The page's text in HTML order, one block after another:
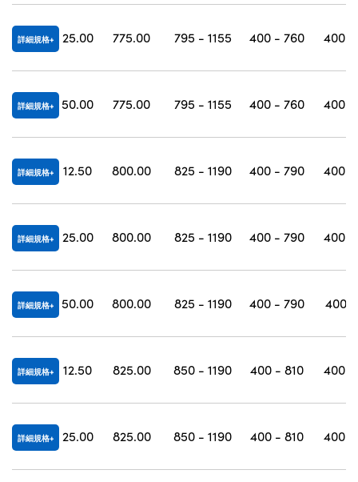
詳細規格 25.00 775.00 795 - 1155 400 - 760 400 -
詳細規格 50.00 775.00 795 - 1155 400 - 760 400 -
詳細規格 12.50 800.00 825 - 1190 400 - 790 400 -
詳細規格 25.00 800.00 825 - 1190 400 - 790 400 -
詳細規格 50.00 800.00 825 - 1190 400 - 790 400 -
詳細規格 12.50 825.00 850 - 1190 400 - 810 400 -
詳細規格 25.00 825.00 850 - 1190 400 - 810 400 -